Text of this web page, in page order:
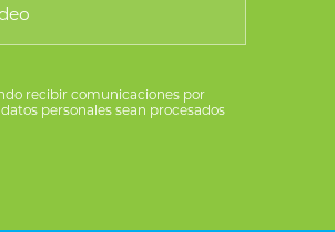
recibir comunicaciones por
personales sean procesados